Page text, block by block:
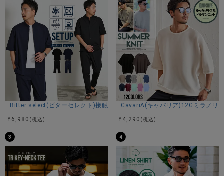
スタッフC(173cm/60kg)
体型：細身
普段着用サイズ：M
Mサイズ着用
商品説明
BITTER STORE(ビターストア)にCavariA【キャバリア】ルー
しました。
滑らかで毛足の長いフェザーヤーンを使用したニットソー。
洗練されたイメージでスタイリッシュに魅せられるボーダー
＆無地デザイン。
Bitter select(ビターセレクト)接触冷感スーパーストレッチバンドカラー
¥ 6,980 (税込)
CavariA(キャバリア)12Gミラノリ
¥ 4,290 (税込)
3 4